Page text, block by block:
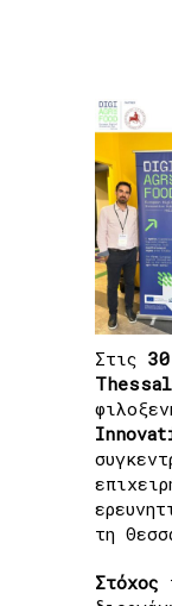
Στις 30
τη
Στόχος